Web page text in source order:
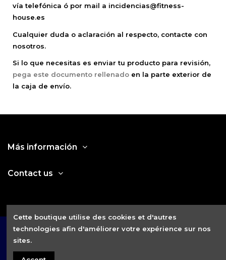
vía telefónica ó por mail a incidencias@fitness-
house.es
Cualquier duda o aclaración al respecto, contacte con
nosotros.
Si lo que necesitas es enviar tu producto para revisión,
pega este documento rellenado en la parte exterior de
la caja de envío.
Más información
Contact us
Cette boutique utilise des cookies et d'autres
technologies afin d'améliorer votre expérience sur nos
sites.